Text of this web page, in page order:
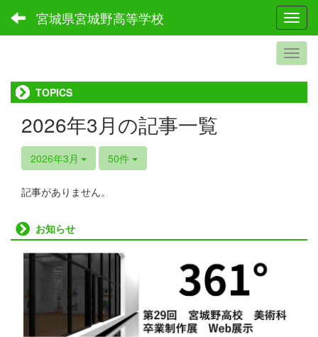
宮城県宮城野高等学校
TOPICS
2026年3月の記事一覧
2026年3月 50件
記事がありません。
お知らせ